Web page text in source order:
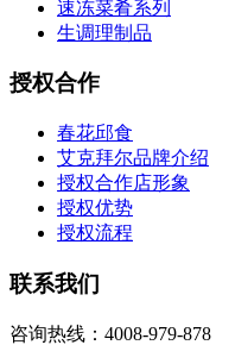
速冻菜肴系列
生调理制品
授权合作
春花邱食
艾克拜尔品牌介绍
授权合作店形象
授权优势
授权流程
联系我们
咨询热线：4008-979-878